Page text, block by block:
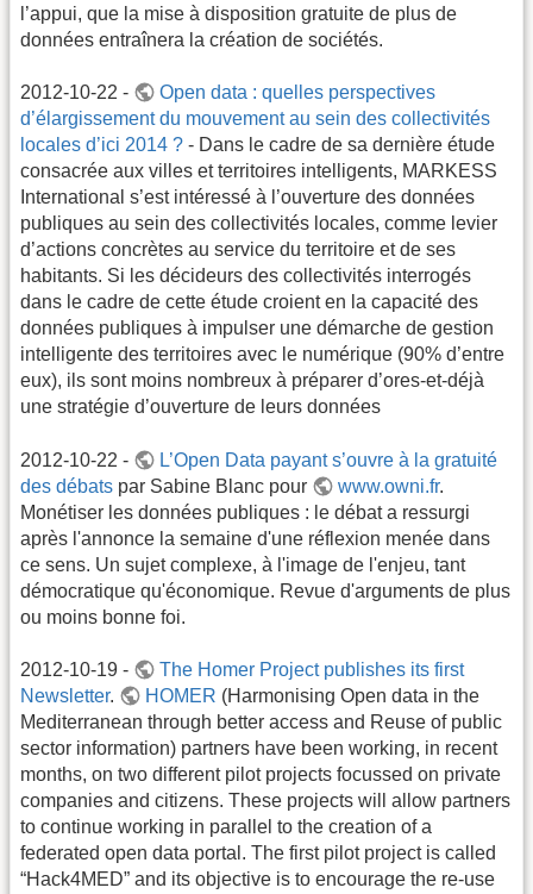
l’appui, que la mise à disposition gratuite de plus de
données entraînera la création de sociétés.
2012-10-22 -
Open data : quelles perspectives
d’élargissement du mouvement au sein des collectivités
locales d’ici 2014 ? - Dans le cadre de sa dernière étude
consacrée aux villes et territoires intelligents, MARKESS
International s’est intéressé à l’ouverture des données
publiques au sein des collectivités locales, comme levier
d’actions concrètes au service du territoire et de ses
habitants. Si les décideurs des collectivités interrogés
dans le cadre de cette étude croient en la capacité des
données publiques à impulser une démarche de gestion
intelligente des territoires avec le numérique (90% d’entre
eux), ils sont moins nombreux à préparer d’ores-et-déjà
une stratégie d’ouverture de leurs données
2012-10-22 -
L’Open Data payant s’ouvre à la gratuité
des débats par Sabine Blanc pour www.owni.fr.
Monétiser les données publiques : le débat a ressurgi
après l'annonce la semaine d'une réflexion menée dans
ce sens. Un sujet complexe, à l'image de l'enjeu, tant
démocratique qu'économique. Revue d'arguments de plus
ou moins bonne foi.
2012-10-19 -
The Homer Project publishes its first
Newsletter. HOMER (Harmonising Open data in the
Mediterranean through better access and Reuse of public
sector information) partners have been working, in recent
months, on two different pilot projects focussed on private
companies and citizens. These projects will allow partners
to continue working in parallel to the creation of a
federated open data portal. The first pilot project is called
“Hack4MED” and its objective is to encourage the re-use